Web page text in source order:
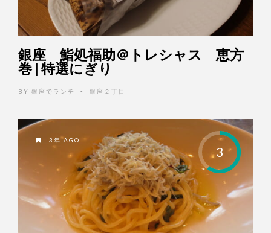
銀座 鮨処福助＠トレシャス 恵方
巻 | 特選にぎり
BY 銀座でランチ • 銀座２丁目
3
3年 AGO